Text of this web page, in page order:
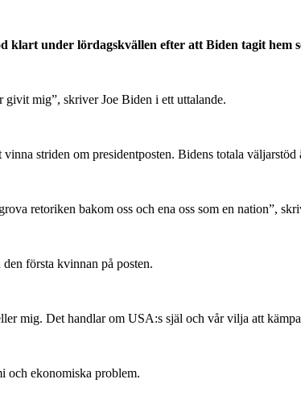
klart under lördagskvällen efter att Biden tagit hem
givit mig”, skriver Joe Biden i ett uttalande.
striden om presidentposten. Bidens totala
retoriken bakom oss och ena oss som en nation”,
första kvinnan på posten.
mig. Det handlar om USA:s själ och vår vilja att
och ekonomiska problem.